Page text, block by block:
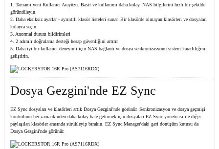
1. Tamamı yeni Kullanıcı Arayüzü. Basit ve kullanımı daha kolay. NAS bilgilerini hızlı bir şekilde
görüntüleyin.
2. Daha eksiksiz ayarlar - ayrıntılı klasör listeleri sunar. Bir klasörde olmayan klasörleri ve dosyaları
kolayca seçin.
3. Anormal durum bildirimleri
4. 2 adımlı doğrulama desteği hesap güvenliğini artırır.
5. Daha iyi bir kullanıcı deneyimi için NAS bağlantı ve dosya senkronizasyonu sistem kararlılığını
geliştirin.
Dosya Gezgini'nde EZ Sync
EZ Sync dosyaları ve klasörleri artık Dosya Gezgini'nde görünür. Senkronizasyon ve dosya geçmişi
kontrolünü her zamankinden daha kolay hale getirmek için dosyaları EZ Sync yöneticisi ile diğer
paylaşılan klasörler arasında sürükleyip bırakın. EZ Sync Manager'daki geri dönüşüm kutusu da
Dosya Gezgini'nde görünür.